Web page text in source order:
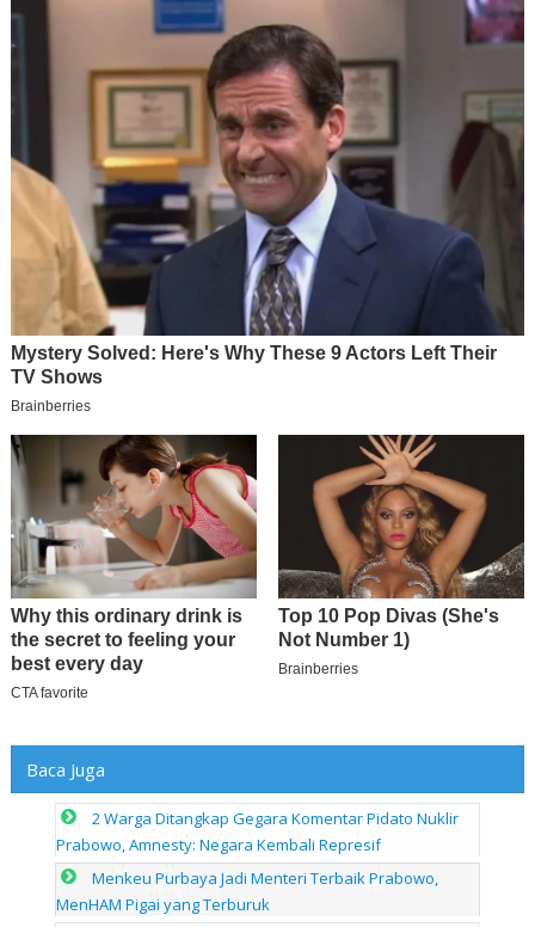
Baca Juga
2 Warga Ditangkap Gegara Komentar Pidato Nuklir
Prabowo, Amnesty: Negara Kembali Represif
Menkeu Purbaya Jadi Menteri Terbaik Prabowo,
MenHAM Pigai yang Terburuk